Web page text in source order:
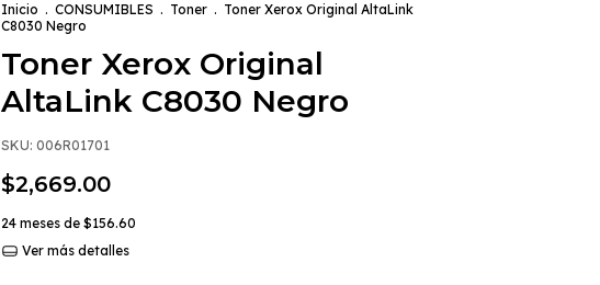
Inicio . CONSUMIBLES . Toner . Toner Xerox Original AltaLink
C8030 Negro
Toner Xerox Original
AltaLink C8030 Negro
SKU: 006R01701
$2,669.00
24 meses de $156.60
Ver más detalles